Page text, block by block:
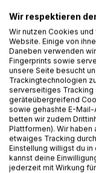
Auf die Merkliste
Titel bewerten
BESCHREIBUNG
Homosexualität
Wir respektieren
Wir nutzen Cookies
Website. Einige von
Daneben verwenden
Fingerprints sowie
unsere Seite besucht
Trackingtechnologien
serverseitiges Tracking
geräteübergreifend
sowie gehashte E-
betten wir zudem
Plattformen). Wir
etwaiges Tracking
Einstellung willigst du
kannst deine
jederzeit mit Wirkung